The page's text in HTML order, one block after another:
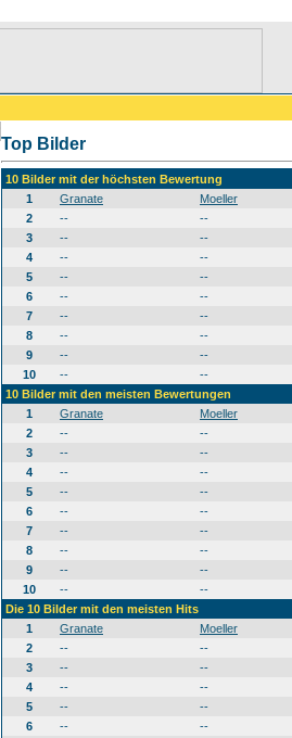
Top Bilder
10 Bilder mit der höchsten Bewertung
1
Granate
Moeller
2
--
--
3
--
--
4
--
--
5
--
--
6
--
--
7
--
--
8
--
--
9
--
--
10
--
--
10 Bilder mit den meisten Bewertungen
1
Granate
Moeller
2
--
--
3
--
--
4
--
--
5
--
--
6
--
--
7
--
--
8
--
--
9
--
--
10
--
--
Die 10 Bilder mit den meisten Hits
1
Granate
Moeller
2
--
--
3
--
--
4
--
--
5
--
--
6
--
--